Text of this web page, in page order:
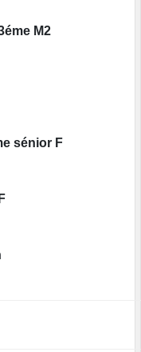
M2
sénior F